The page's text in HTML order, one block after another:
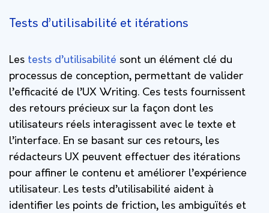
Tests d’utilisabilité et itérations
Les tests d’utilisabilité sont un élément clé du
processus de conception, permettant de valider
l’efficacité de l’UX Writing. Ces tests fournissent
des retours précieux sur la façon dont les
utilisateurs réels interagissent avec le texte et
l’interface. En se basant sur ces retours, les
rédacteurs UX peuvent effectuer des itérations
pour affiner le contenu et améliorer l’expérience
utilisateur. Les tests d’utilisabilité aident à
identifier les points de friction, les ambiguïtés et